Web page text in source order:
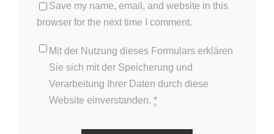
Save my name, email, and website in this
browser for the next time I comment.
Mit der Nutzung dieses Formulars erklären
Sie sich mit der Speicherung und
Verarbeitung Ihrer Daten durch diese
Website einverstanden. *